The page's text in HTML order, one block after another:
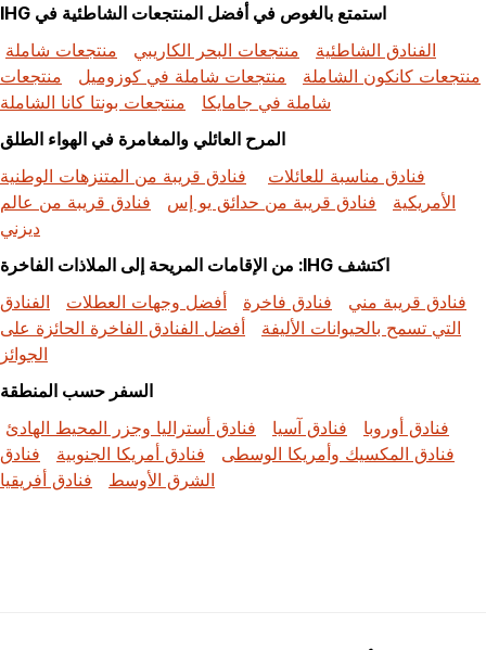
استمتع بالغوص في أفضل المنتجعات الشاطئية في IHG
الفنادق الشاطئية
منتجعات البحر الكاريبي
منتجعات شاملة
منتجعات كانكون الشاملة
منتجعات شاملة في كوزوميل
منتجعات
شاملة في جامايكا
منتجعات بونتا كانا الشاملة
المرح العائلي والمغامرة في الهواء الطلق
فنادق مناسبة للعائلات
فنادق قريبة من المتنزهات الوطنية
الأمريكية
فنادق قريبة من حدائق يو إس
فنادق قريبة من عالم
ديزني
اكتشف IHG: من الإقامات المريحة إلى الملاذات الفاخرة
فنادق قريبة مني
فنادق فاخرة أفضل وجهات العطلات
الفنادق
التي تسمح بالحيوانات الأليفة
أفضل الفنادق الفاخرة الحائزة على
الجوائز
السفر حسب المنطقة
فنادق أوروبا
فنادق آسيا
فنادق أستراليا وجزر المحيط الهادئ
فنادق المكسيك وأمريكا الوسطى
فنادق أمريكا الجنوبية
فنادق
الشرق الأوسط
فنادق أفريقيا